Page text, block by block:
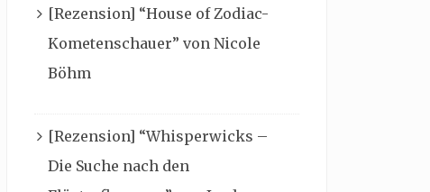
[Rezension] “House of Zodiac-
Kometenschauer” von Nicole
Böhm
[Rezension] “Whisperwicks –
Die Suche nach den